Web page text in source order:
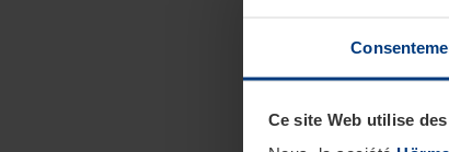
Ce site Web utilise